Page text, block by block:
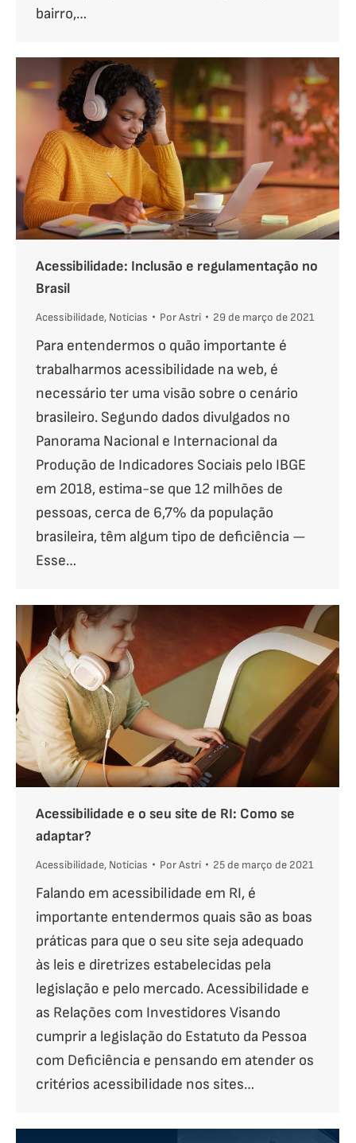
bairro,…
Acessibilidade: Inclusão e regulamentação no
Brasil
Acessibilidade, Notícias PorAstri 29 de março de 2021
Para entendermos o quão importante é
trabalharmos acessibilidade na web, é
necessário ter uma visão sobre o cenário
brasileiro. Segundo dados divulgados no
Panorama Nacional e Internacional da
Produção de Indicadores Sociais pelo IBGE
em 2018, estima-se que 12 milhões de
pessoas, cerca de 6,7% da população
brasileira, têm algum tipo de deficiência —
Esse…
Acessibilidade e o seu site de RI: Como se
adaptar?
Acessibilidade, Notícias PorAstri 25 de março de 2021
Falando em acessibilidade em RI, é
importante entendermos quais são as boas
práticas para que o seu site seja adequado
às leis e diretrizes estabelecidas pela
legislação e pelo mercado. Acessibilidade e
as Relações com Investidores Visando
cumprir a legislação do Estatuto da Pessoa
com Deficiência e pensando em atender os
critérios acessibilidade nos sites…